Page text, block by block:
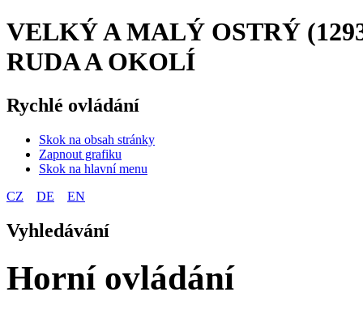
VELKÝ A MALÝ OSTRÝ
RUDA A OKOLÍ
Rychlé ovládání
Skok na obsah stránky
Zapnout grafiku
Skok na hlavní menu
CZ
DE EN
Vyhledávání
Horní ovládání